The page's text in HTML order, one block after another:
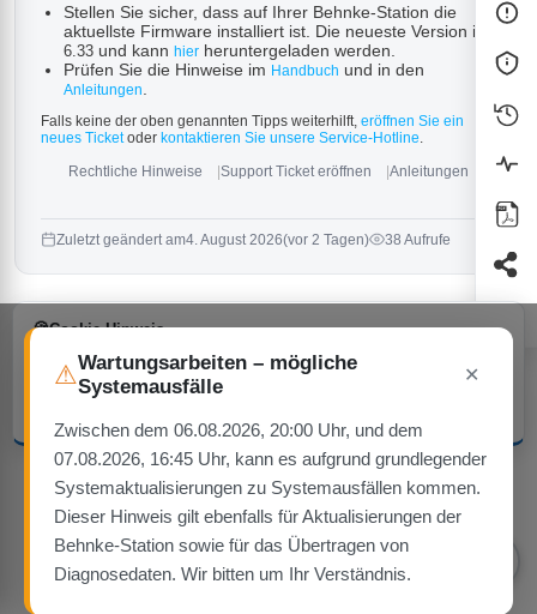
🍪
Cookie-Hinweis
Diese Website verwendet ausschließlich technisch notwendige Cookies
— keine Tracking- oder Werbe-Cookies.
★
1
Stellen Sie sicher, dass auf Ihrer Behnke-Station die
aktuellste Firmware installiert ist. Die neueste Version ist
6.33 und kannhier heruntergeladen werden.
Prüfen Sie die Hinweise im Handbuch und in den
Anleitungen
Falls keine der oben genannten Tipps weiterhilft,eröffnen Sie ein
neues Ticketoder kontaktieren Sie unsere Service-Hotline.
Rechtliche Hinweise Support Ticket eröffnen Anleitungen
Zuletzt geändert am4. August 2026(vor 2 Tagen) 38 Aufrufe
⚠Wartungsarbeiten – mögliche
Systemausfälle
✕
Zwischen dem 06.08.2026, 20:00 Uhr, und dem
07.08.2026, 16:45 Uhr, kann es aufgrund grundlegender
Systemaktualisierungen zu Systemausfällen kommen.
Dieser Hinweis gilt ebenfalls für Aktualisierungen der
Behnke-Station sowie für das Übertragen von
Diagnosedaten. Wir bitten um Ihr Verständnis.